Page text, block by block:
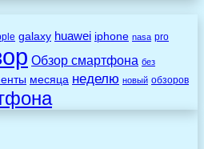
galaxy huawei iphone nasa pro
Обзор смартфона без
месяца неделю новый обзоров